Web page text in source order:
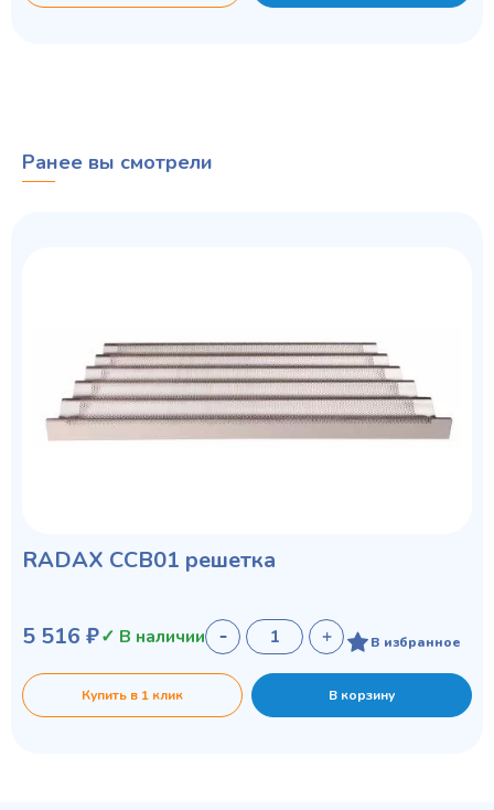
Ранее вы смотрели
RADAX CCB01 решетка
5 516 ₽✓ В наличии В избранное
Купить в 1 клик В корзину